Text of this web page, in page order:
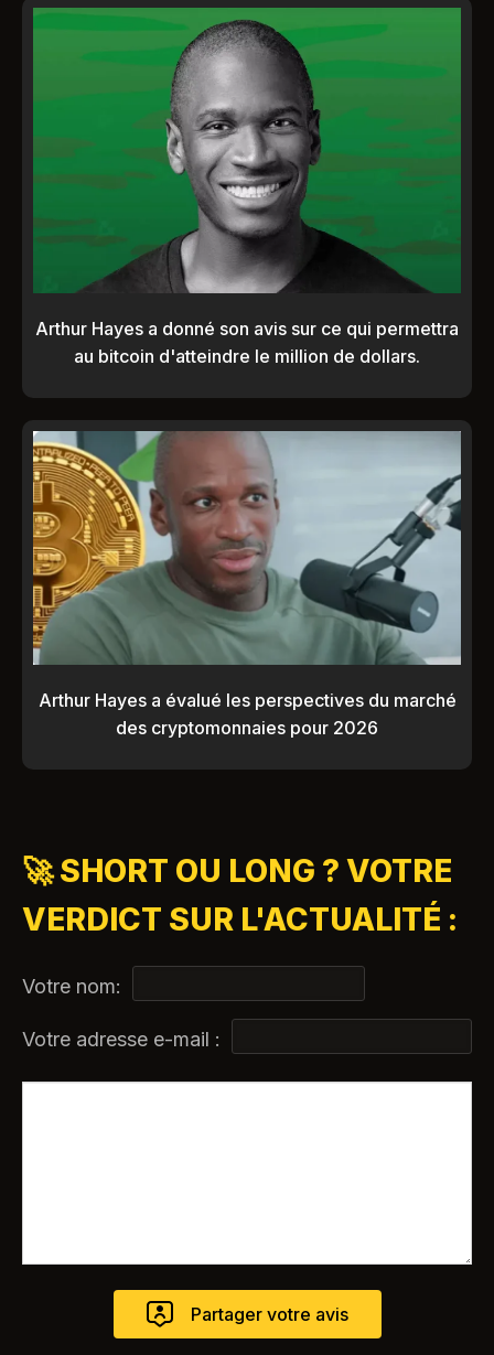
Arthur Hayes a donné son avis sur ce qui permettra
au bitcoin d'atteindre le million de dollars.
Arthur Hayes a évalué les perspectives du marché
des cryptomonnaies pour 2026
🚀 SHORT OU LONG ? VOTRE
VERDICT SUR L'ACTUALITÉ :
Votre nom:
Votre adresse e-mail :